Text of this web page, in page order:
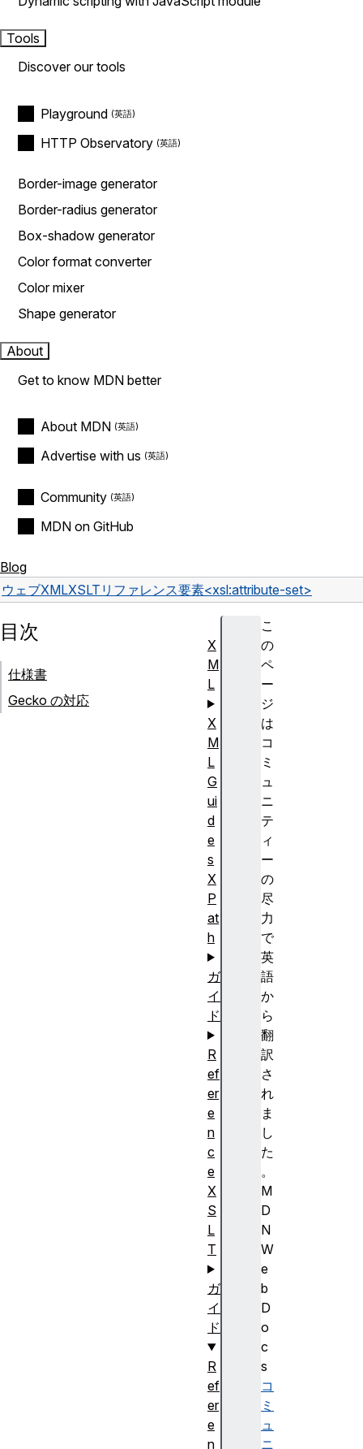
Tools
Discover our tools
Playground
HTTP Observatory
Border-image generator
Border-radius generator
Box-shadow generator
Color format converter
Color mixer
Shape generator
About
Get to know MDN better
About MDN
Advertise with us
Community
MDN on GitHub
Blog
ウェブXMLXSLT リファレンス要素<xsl:attribute-set>
こ
の
ペ
ー
ジ
は
コ
ミ
ュ
ニ
テ
ィ
ー
の
尽
力
で
英
語
か
ら
翻
訳
さ
れ
ま
し
た
。
M
D
N
W
e
b
D
o
c
s
コ
ミ
ュ
ニ
目次
仕様書
Gecko の対応
X
M
L
X
M
L
G
ui
d
e
s
X
P
at
h
ガ
イ
ド
R
ef
er
e
n
c
e
X
S
L
T
ガ
イ
ド
R
ef
er
e
n